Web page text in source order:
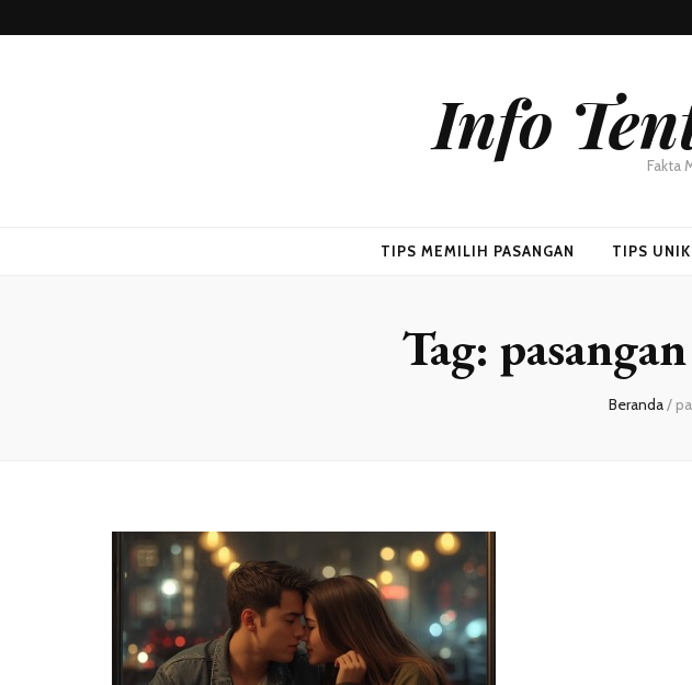
Info Fakta
TIPS MEMILIH PASANGAN TIPS UNIK
Tag:
Beranda/